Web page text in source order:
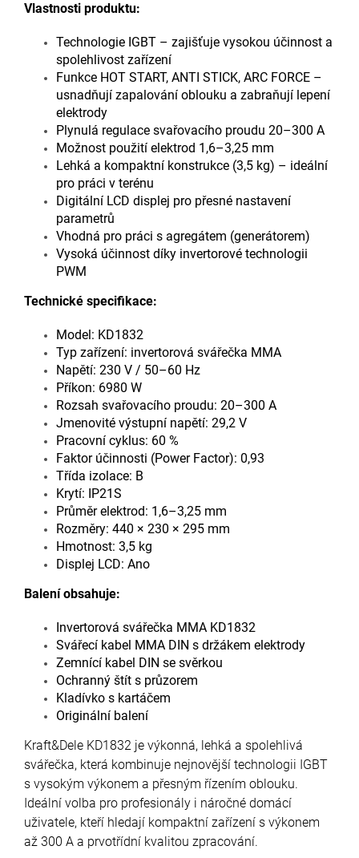
Vlastnosti produktu:
Technologie IGBT – zajišťuje vysokou účinnost a
spolehlivost zařízení
Funkce HOT START, ANTI STICK, ARC FORCE –
usnadňují zapalování oblouku a zabraňují lepení
elektrody
Plynulá regulace svařovacího proudu 20–300 A
Možnost použití elektrod 1,6–3,25 mm
Lehká a kompaktní konstrukce (3,5 kg) – ideální
pro práci v terénu
Digitální LCD displej pro přesné nastavení
parametrů
Vhodná pro práci s agregátem (generátorem)
Vysoká účinnost díky invertorové technologii
PWM
Technické specifikace:
Model: KD1832
Typ zařízení: invertorová svářečka MMA
Napětí: 230 V / 50–60 Hz
Příkon: 6980 W
Rozsah svařovacího proudu: 20–300 A
Jmenovité výstupní napětí: 29,2 V
Pracovní cyklus: 60 %
Faktor účinnosti (Power Factor): 0,93
Třída izolace: B
Krytí: IP21S
Průměr elektrod: 1,6–3,25 mm
Rozměry: 440 × 230 × 295 mm
Hmotnost: 3,5 kg
Displej LCD: Ano
Balení obsahuje:
Invertorová svářečka MMA KD1832
Svářecí kabel MMA DIN s držákem elektrody
Zemnící kabel DIN se svěrkou
Ochranný štít s průzorem
Kladívko s kartáčem
Originální balení
Kraft&Dele KD1832 je výkonná, lehká a spolehlivá
svářečka, která kombinuje nejnovější technologii IGBT
s vysokým výkonem a přesným řízením oblouku.
Ideální volba pro profesionály i náročné domácí
uživatele, kteří hledají kompaktní zařízení s výkonem
až 300 A a prvotřídní kvalitou zpracování.